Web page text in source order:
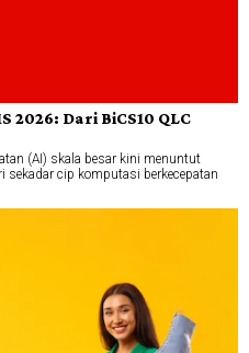
2026: Dari BiCS10 QLC
(AI) skala besar kini menuntut
sekadar cip komputasi berkecepatan